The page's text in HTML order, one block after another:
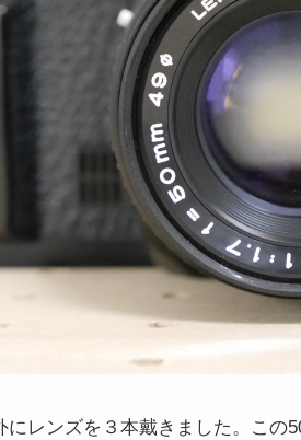
にレンズを３本戴きました。この